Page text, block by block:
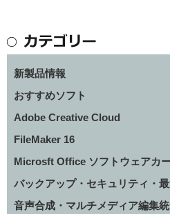
新製品情報
おすすめソフト
Adobe Creative Cloud
FileMaker 16
Microsft Office ソフトウェアカ
バックアップ・セキュリティ・
音声合成・マルチメディア編集